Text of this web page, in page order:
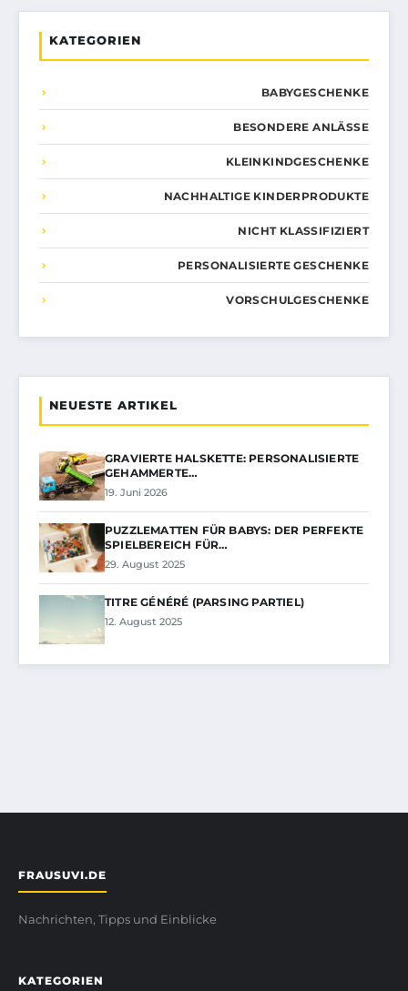
KATEGORIEN
BABYGESCHENKE
BESONDERE ANLÄSSE
KLEINKINDGESCHENKE
NACHHALTIGE KINDERPRODUKTE
NICHT KLASSIFIZIERT
PERSONALISIERTE GESCHENKE
VORSCHULGESCHENKE
NEUESTE ARTIKEL
GRAVIERTE HALSKETTE: PERSONALISIERTE
GEHAMMERTE…
19. Juni 2026
PUZZLEMATTEN FÜR BABYS: DER PERFEKTE
SPIELBEREICH FÜR…
29. August 2025
TITRE GÉNÉRÉ (PARSING PARTIEL)
12. August 2025
FRAUSUVI.DE
Nachrichten, Tipps und Einblicke
KATEGORIEN